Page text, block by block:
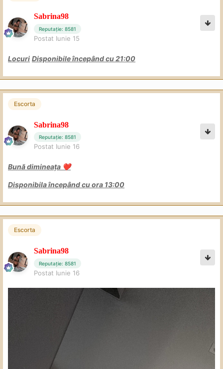
Sabrina98
Reputație: 8581
Postat Iunie 15
Locuri Disponibile începând cu 21:00
Escorta
Sabrina98
Reputație: 8581
Postat Iunie 16
Bună dimineața ❤️
Disponibila începând cu ora 13:00
Escorta
Sabrina98
Reputație: 8581
Postat Iunie 16